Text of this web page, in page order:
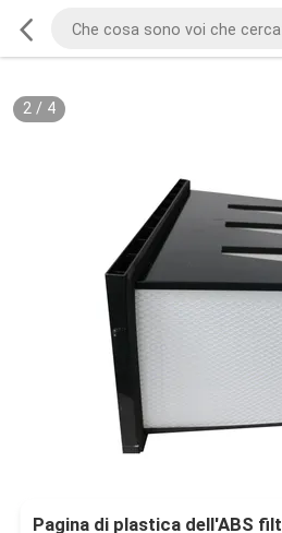
2/ 4
Pagina di plastica dell'ABS